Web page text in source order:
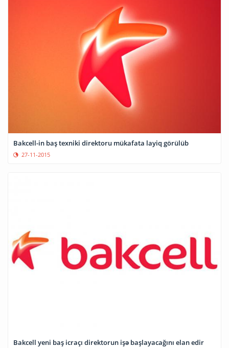
Bakcell-in baş texniki direktoru mükafata layiq görülüb
27-11-2015
Bakcell yeni baş icraçı direktorun işə başlayacağını elan edir